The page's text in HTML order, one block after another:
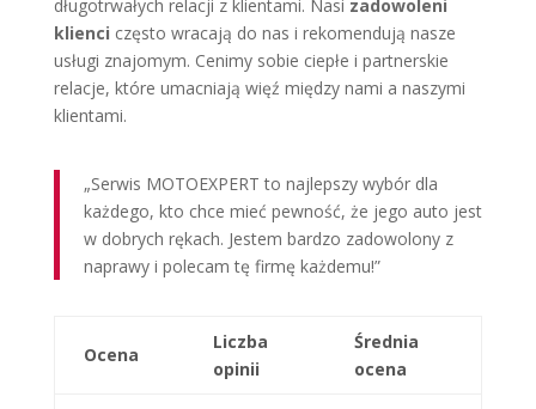
długotrwałych relacji z klientami. Nasi zadowoleni
klienci często wracają do nas i rekomendują nasze
usługi znajomym. Cenimy sobie ciepłe i partnerskie
relacje, które umacniają więź między nami a naszymi
klientami.
„Serwis MOTOEXPERT to najlepszy wybór dla
każdego, kto chce mieć pewność, że jego auto jest
w dobrych rękach. Jestem bardzo zadowolony z
naprawy i polecam tę firmę każdemu!”
Ocena
Liczba
opinii
Średnia
ocena